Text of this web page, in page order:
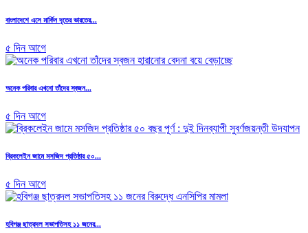
বাংলাদেশে এসে মার্কিন দূতের ভারতের...
৫ দিন আগে
অনেক পরিবার এখনো তাঁদের স্বজন...
৫ দিন আগে
ব্রিকলেইন জামে মসজিদ প্রতিষ্ঠার ৫০...
৫ দিন আগে
হবিগঞ্জ ছাত্রদল সভাপতিসহ ১১ জনের...